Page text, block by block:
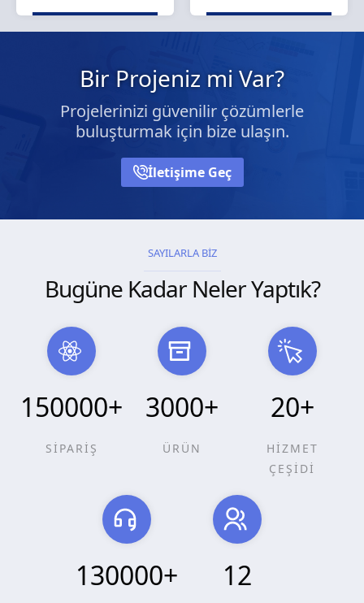
Bir Projeniz mi Var?
Projelerinizi güvenilir çözümlerle
buluşturmak için bize ulaşın.
İletişime Geç
SAYILARLA BİZ
Bugüne Kadar Neler Yaptık?
150000+
SİPARİŞ
3000+
ÜRÜN
20+
HİZMET
ÇEŞİDİ
130000+ 12